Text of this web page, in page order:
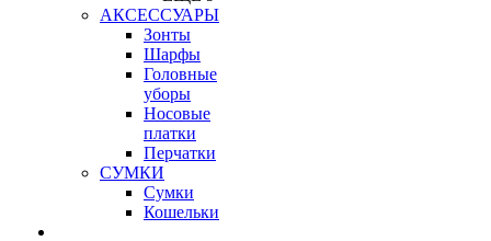
АКСЕССУАРЫ
Зонты
Шарфы
Головные
уборы
Носовые
платки
Перчатки
СУМКИ
Сумки
Кошельки